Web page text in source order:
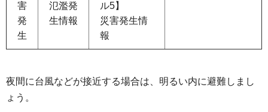
害
発
生
氾濫発
生情報
ル5】
災害発生情
報
夜間に台風などが接近する場合は、明るい内に避難しまし
ょう。